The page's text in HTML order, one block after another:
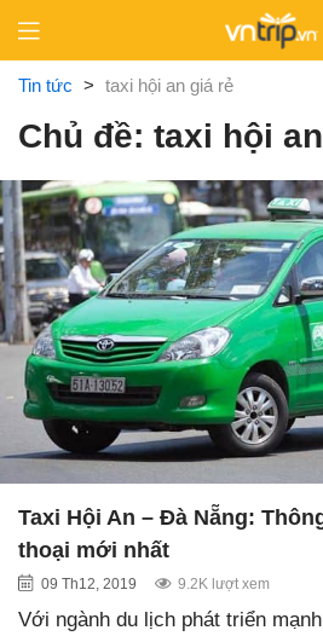
content
Tin tức > taxi hội an giá rẻ
Chủ đề: taxi hội
Taxi Hội An – Đà Nẵng:
thoại mới nhất
09 Th12, 2019 9.2K lượt xem
Với ngành du lịch phát triển